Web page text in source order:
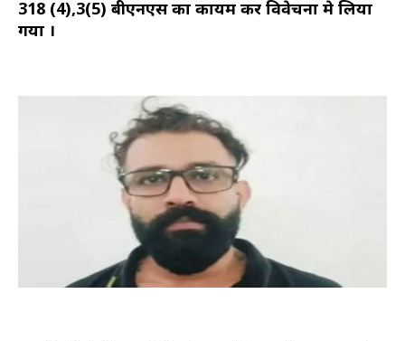
318 (4),3(5) बीएनएस का कायम कर विवेचना मे लिया
गया ।